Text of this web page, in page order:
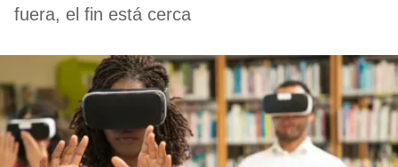
fuera, el fin está cerca